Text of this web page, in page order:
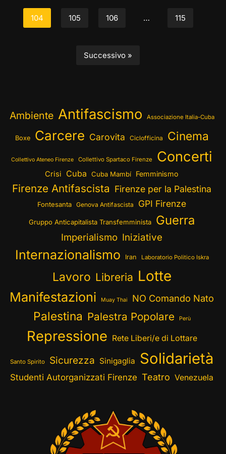
104 105 106 … 115
Successivo »
Ambiente Antifascismo Associazione Italia-Cuba
Boxe Carcere Carovita Ciclofficina Cinema
Collettivo Ateneo Firenze Collettivo Spartaco Firenze Concerti
Crisi Cuba Cuba Mambí Femminismo
Firenze Antifascista Firenze per la Palestina
Fontesanta Genova Antifascista GPI Firenze
Gruppo Anticapitalista Transfemminista Guerra
Imperialismo Iniziative
Internazionalismo Iran Laboratorio Politico Iskra
Lavoro Libreria Lotte
Manifestazioni Muay Thai NO Comando Nato
Palestina Palestra Popolare Perù
Repressione Rete Liberi/e di Lottare
Santo Spirito Sicurezza Sinigaglia Solidarietà
Studenti Autorganizzati Firenze Teatro Venezuela